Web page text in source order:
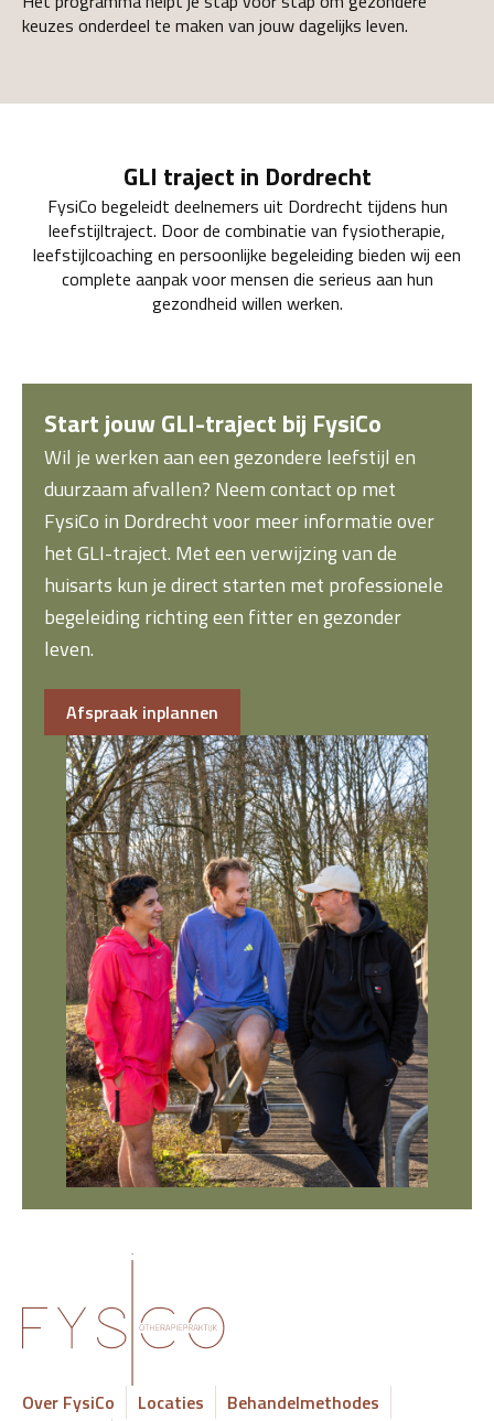
keuzes onderdeel te maken van jouw dagelijks leven.
GLI traject in Dordrecht
FysiCo begeleidt deelnemers uit Dordrecht tijdens hun
leefstijltraject. Door de combinatie van fysiotherapie,
leefstijlcoaching en persoonlijke begeleiding bieden wij een
complete aanpak voor mensen die serieus aan hun
gezondheid willen werken.
Start jouw GLI-traject bij FysiCo
Wil je werken aan een gezondere leefstijl en
duurzaam afvallen? Neem contact op met
FysiCo in Dordrecht voor meer informatie over
het GLI-traject. Met een verwijzing van de
huisarts kun je direct starten met professionele
begeleiding richting een fitter en gezonder
leven.
Afspraak inplannen
Over FysiCo Locaties
Behandelmethodes